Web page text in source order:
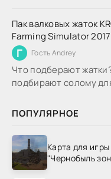
Пак валковых жаток
Farming Simulator 2017
Г Гость Andrey
Что подберают
подбирают солому
ПОПУЛЯРНОЕ
Карта для
"Чернобыль